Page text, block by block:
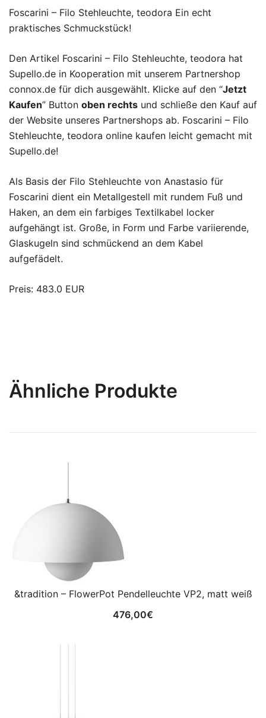
Foscarini – Filo Stehleuchte, teodora Ein echt
praktisches Schmuckstück!
Den Artikel Foscarini – Filo Stehleuchte, teodora hat
Supello.de in Kooperation mit unserem Partnershop
connox.de für dich ausgewählt. Klicke auf den “Jetzt
Kaufen” Button oben rechts und schließe den Kauf auf
der Website unseres Partnershops ab. Foscarini – Filo
Stehleuchte, teodora online kaufen leicht gemacht mit
Supello.de!
Als Basis der Filo Stehleuchte von Anastasio für
Foscarini dient ein Metallgestell mit rundem Fuß und
Haken, an dem ein farbiges Textilkabel locker
aufgehängt ist. Große, in Form und Farbe variierende,
Glaskugeln sind schmückend an dem Kabel
aufgefädelt.
Preis: 483.0 EUR
Ähnliche Produkte
&tradition – FlowerPot Pendelleuchte VP2, matt weiß
476,00€